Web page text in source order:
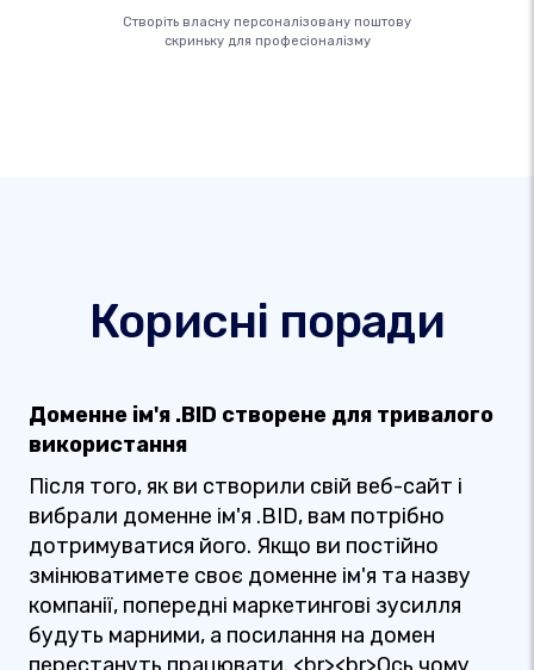
Створіть власну персоналізовану поштову
скриньку для професіоналізму
Корисні поради
Доменне ім'я .BID створене для тривалого
використання
Після того, як ви створили свій веб-сайт і
вибрали доменне ім'я .BID, вам потрібно
дотримуватися його. Якщо ви постійно
змінюватимете своє доменне ім'я та назву
компанії, попередні маркетингові зусилля
будуть марними, а посилання на домен